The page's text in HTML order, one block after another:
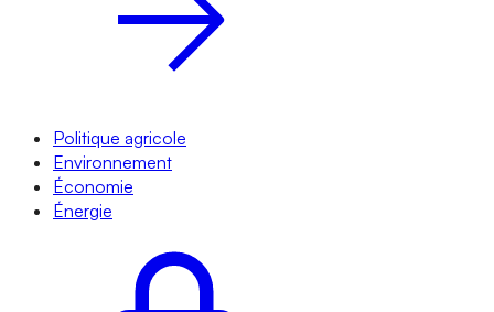
Politique agricole
Environnement
Économie
Énergie